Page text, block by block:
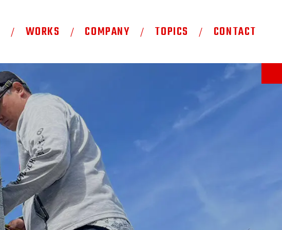
WORKS COMPANY TOPICS CONTACT